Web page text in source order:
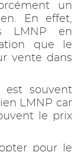
un
En effet,
LMNP en
que le
vente dans
est souvent
LMNP car
le prix
pour le